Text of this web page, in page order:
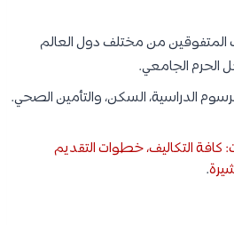
من مختلف دول العالم
الحرم الجامعي.
الدراسية، السكن، والتأمين الصحي.
كافة التكاليف، خطوات التقديم
.